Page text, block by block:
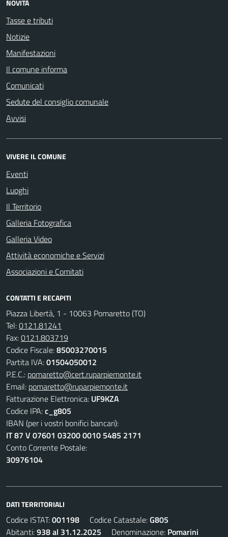
NOVITÀ
Tasse e tributi
Notizie
Manifestazioni
Il comune informa
Comunicati
Sedute del consiglio comunale
Avvisi
VIVERE IL COMUNE
Eventi
Luoghi
Il Territorio
Galleria Fotografica
Galleria Video
Attività economiche e Servizi
Associazioni e Comitati
CONTATTI E RECAPITI
Piazza Libertà, 1 - 10063 Pomaretto (TO)
Tel:0121.81241
Fax:0121.803719
Codice Fiscale:85003270015
Partita IVA:01504050012
P.E.C.: pomaretto@cert.ruparpiemonte.it
Email: pomaretto@ruparpiemonte.it
Fatturazione Elettronica: UF9KZA
Codice IPA:c_g805
IBAN (per i vostri bonifici bancari):
IT 87 V 07601 03200 0010 5485 2171
Conto Corrente Postale:
30976104
DATI TERRITORIALI
Codice ISTAT:001198 Codice Catastale:G805
Abitanti:938 al 31.12.2025 Denominazione: Pomarini